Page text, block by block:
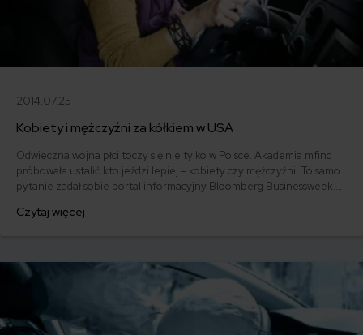
2014.07.25
Kobiety i mężczyźni za kółkiem w USA
Odwieczna wojna płci toczy się nie tylko w Polsce. Akademia mfind
próbowała ustalić kto jeździ lepiej – kobiety czy mężczyźni. To samo
pytanie zadał sobie portal informacyjny Bloomberg Businessweek.
mężczyźni? Kto jest mistrzem kierownicy, a kto piratem
Czytaj więcej